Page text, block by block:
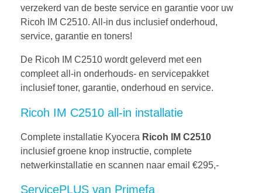
verzekerd van de beste service en garantie voor uw
Ricoh IM C2510. All-in dus inclusief onderhoud,
service, garantie en toners!
De Ricoh IM C2510 wordt geleverd met een
compleet all-in onderhouds- en servicepakket
inclusief toner, garantie, onderhoud en service.
Ricoh IM C2510 all-in installatie
Complete installatie Kyocera Ricoh IM C2510
inclusief groene knop instructie, complete
netwerkinstallatie en scannen naar email €295,-
ServicePLUS van Primefa